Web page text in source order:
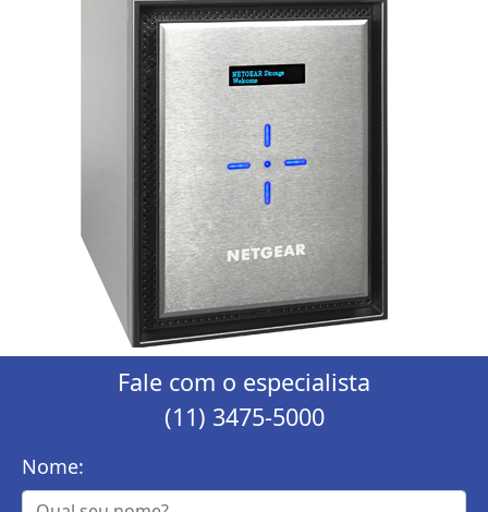
Fale com o especialista
(11) 3475-5000
Nome: